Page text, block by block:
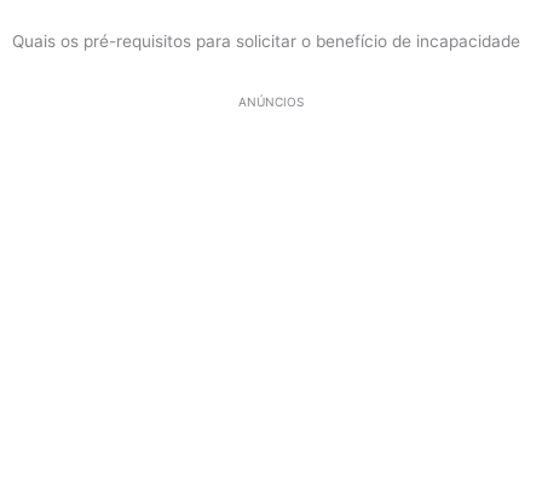
Quais os pré-requisitos para solicitar o benefício de incapacidade
ANÚNCIOS